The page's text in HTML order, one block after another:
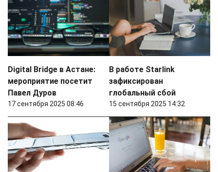
Digital Bridge в Астане:
мероприятие посетит
Павел Дуров
17 сентября 2025 08:46
В работе Starlink
зафиксирован
глобальный сбой
15 сентября 2025 14:32